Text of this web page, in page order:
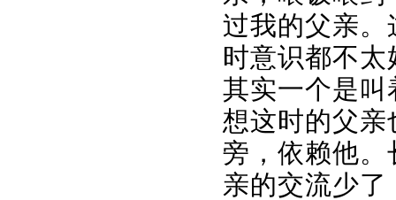
过我的父亲
时意识都不
其实一个是
想这时的父
旁，依赖他
亲的交流少